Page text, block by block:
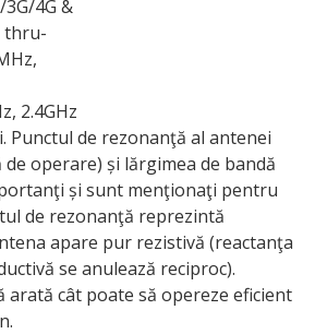
3G/4G &
thru-
2.4GHz
Punctul de rezonanţă al antenei
operare) și lărgimea de bandă
și sunt menţionaţi pentru
de rezonanţă reprezintă
apare pur rezistivă (reactanţa
se anulează reciproc).
arată cât poate să opereze eficient